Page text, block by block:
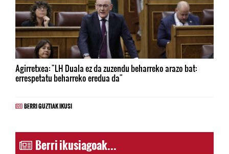
Agirretxea: "LH Duala ez da zuzendu beharreko arazo bat:
errespetatu beharreko eredua da"
BERRI GUZTIAK IKUSI
Berri ikusiagoak...